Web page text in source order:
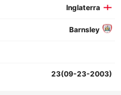
Inglaterra
Barnsley
23(09-23-2003)